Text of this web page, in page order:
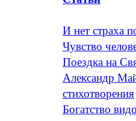
И нет страха
Чувство
Поездка на
Александр
стихотворения
Богатство